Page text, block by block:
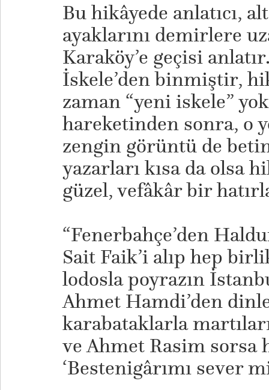
Bu hikâyede anlatıcı,
ayaklarını demirlere
Karaköy’e geçisi
İskele’den binmiştir,
zaman “yeni iskele”
hareketinden sonra, o
zengin görüntü de
yazarları kısa da olsa
güzel, vefâkâr bir
“Fenerbahçe’den
Sait Faik’i alıp hep
lodosla poyrazın
Ahmet Hamdi’den
karabataklarla
ve Ahmet Rasim sorsa
‘Bestenigârımı sever